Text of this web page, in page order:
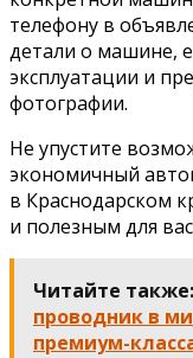
телефону в
детали о машине,
эксплуатации и
фотографии.
Не упустите
экономичный
в Краснодарском
и полезным для
Читайте также:
проводник в
премиум-